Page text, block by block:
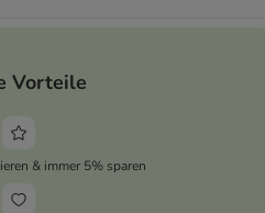
Vorteile
& immer 5% sparen